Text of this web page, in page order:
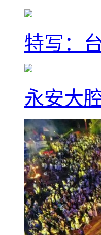
特写：
永安大